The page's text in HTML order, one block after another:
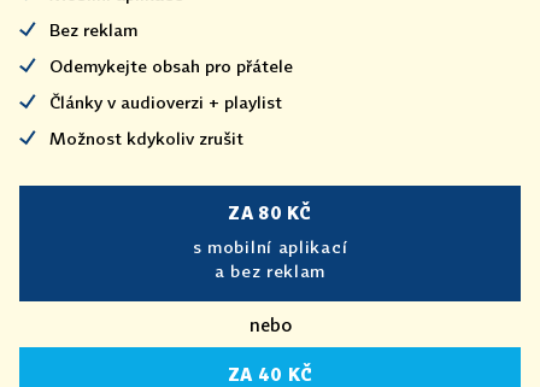
Bez reklam
Odemykejte obsah pro přátele
Články v audioverzi + playlist
Možnost kdykoliv zrušit
ZA 80 KČ
s mobilní aplikací
a bez reklam
nebo
ZA 40 KČ